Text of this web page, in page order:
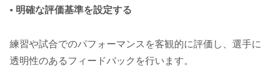
• 明確な評価基準を設定する
練習や試合でのパフォーマンスを客観的に評価し、選手に
透明性のあるフィードバックを行います。